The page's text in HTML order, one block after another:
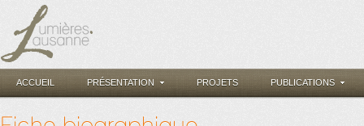
ACCUEIL PRÉSENTATION PROJETS PUBLICATIONS